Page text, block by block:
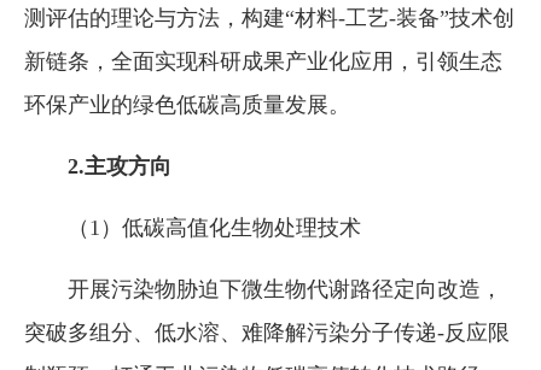
测评估的理论与方法，构建“材料-工艺-装备”技术创
新链条，全面实现科研成果产业化应用，引领生态
环保产业的绿色低碳高质量发展。
2.主攻方向
（1）低碳高值化生物处理技术
开展污染物胁迫下微生物代谢路径定向改造，
突破多组分、低水溶、难降解污染分子传递-反应限